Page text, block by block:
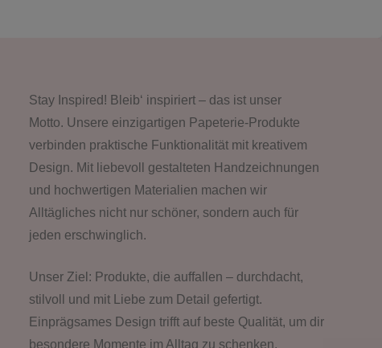
Stay Inspired! Bleib‘ inspiriert – das ist unser
Motto. Unsere einzigartigen Papeterie-Produkte
verbinden praktische Funktionalität mit kreativem
Design. Mit liebevoll gestalteten Handzeichnungen
und hochwertigen Materialien machen wir
Alltägliches nicht nur schöner, sondern auch für
jeden erschwinglich.
Unser Ziel: Produkte, die auffallen – durchdacht,
stilvoll und mit Liebe zum Detail gefertigt.
Einprägsames Design trifft auf beste Qualität, um dir
besondere Momente im Alltag zu schenken.